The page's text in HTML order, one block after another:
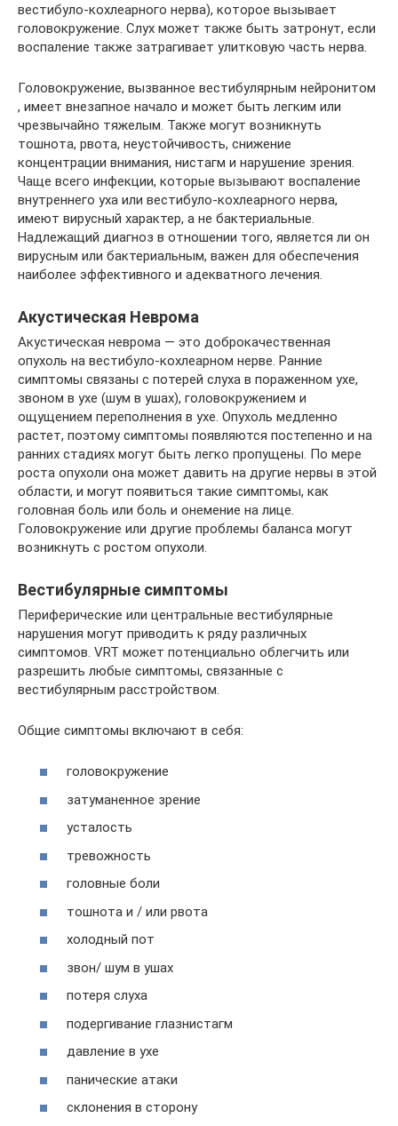
вестибуло-кохлеарного нерва), которое вызывает
головокружение. Слух может также быть затронут, если
воспаление также затрагивает улитковую часть нерва.
Головокружение, вызванное вестибулярным нейронитом
, имеет внезапное начало и может быть легким или
чрезвычайно тяжелым. Также могут возникнуть
тошнота, рвота, неустойчивость, снижение
концентрации внимания, нистагм и нарушение зрения.
Чаще всего инфекции, которые вызывают воспаление
внутреннего уха или вестибуло-кохлеарного нерва,
имеют вирусный характер, а не бактериальные.
Надлежащий диагноз в отношении того, является ли он
вирусным или бактериальным, важен для обеспечения
наиболее эффективного и адекватного лечения.
Акустическая Неврома
Акустическая неврома — это доброкачественная
опухоль на вестибуло-кохлеарном нерве. Ранние
симптомы связаны с потерей слуха в пораженном ухе,
звоном в ухе (шум в ушах), головокружением и
ощущением переполнения в ухе. Опухоль медленно
растет, поэтому симптомы появляются постепенно и на
ранних стадиях могут быть легко пропущены. По мере
роста опухоли она может давить на другие нервы в этой
области, и могут появиться такие симптомы, как
головная боль или боль и онемение на лице.
Головокружение или другие проблемы баланса могут
возникнуть с ростом опухоли.
Вестибулярные симптомы
Периферические или центральные вестибулярные
нарушения могут приводить к ряду различных
симптомов. VRT может потенциально облегчить или
разрешить любые симптомы, связанные с
вестибулярным расстройством.
Общие симптомы включают в себя:
головокружение
затуманенное зрение
усталость
тревожность
головные боли
тошнота и / или рвота
холодный пот
звон/ шум в ушах
потеря слуха
подергивание глазнистагм
давление в ухе
панические атаки
склонения в сторону